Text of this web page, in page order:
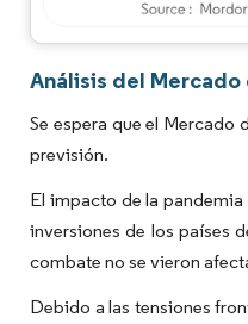
Imagen © Mordor
Análisis del
Se espera que el Mercado
previsión.
El impacto de la
inversiones de los países
combate no se vieron
Debido a las tensiones